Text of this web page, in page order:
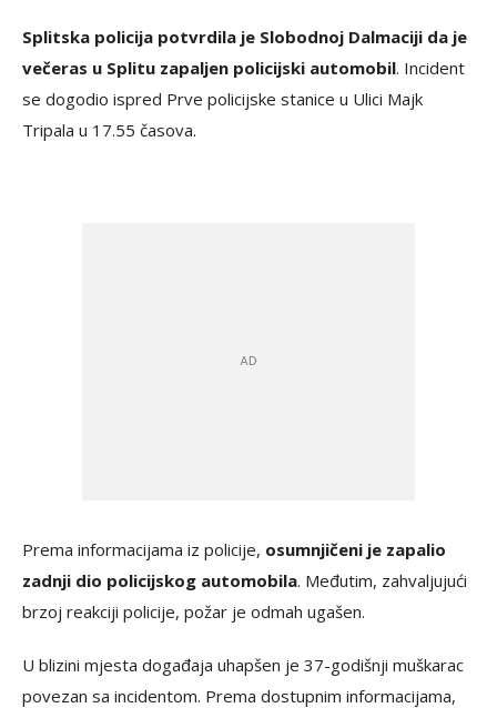
Splitska policija potvrdila je Slobodnoj Dalmaciji da je
večeras u Splitu zapaljen policijski automobil. Incident
se dogodio ispred Prve policijske stanice u Ulici Majk
Tripala u 17.55 časova.
Prema informacijama iz policije, osumnjičeni je zapalio
zadnji dio policijskog automobila. Međutim, zahvaljujući
brzoj reakciji policije, požar je odmah ugašen.
U blizini mjesta događaja uhapšen je 37-godišnji muškarac
povezan sa incidentom. Prema dostupnim informacijama,